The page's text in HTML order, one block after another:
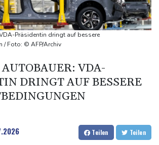
Boykott fest
für Aussetzung von Sonn- und
für Lkw
Präsidentin dringt auf bessere
/ Foto: © AFP/Archiv
VDA-
DRINGT AUF BESSERE
Teilen Teilen